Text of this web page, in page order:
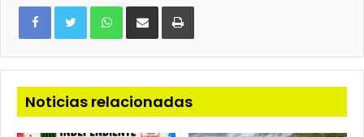
WhatsAppCompartirImprimir
Noticias relacionadas